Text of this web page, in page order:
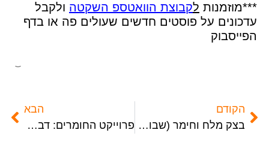
***מוזמנות לקבוצת הוואטספ השקטה ולקבל
עדכונים על פוסטים חדשים שעולים פה או בדף
הפייסבוק
הקודם
בצק מלח וחימר (שבוע 3)- מנדלות
הבא
פרוייקט החומרים: דבק חשמל- ציור מחולק